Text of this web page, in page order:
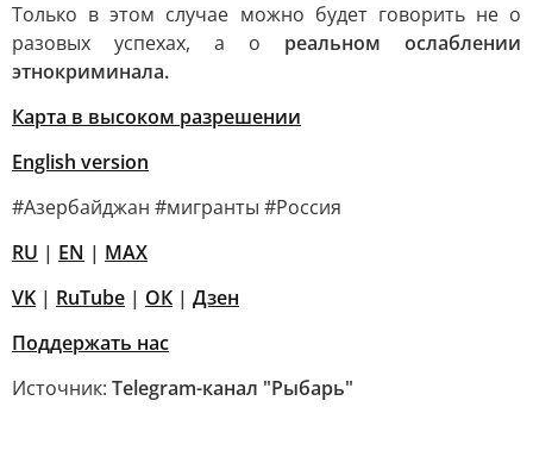
Только в этом случае можно будет говорить не о
разовых успехах, а о реальном ослаблении
этнокриминала.
Карта в высоком разрешении
English version
#Азербайджан #мигранты #Россия
RU | EN | MAX
VK | RuTube | ОК | Дзен
Поддержать нас
Источник: Telegram-канал "Рыбарь"